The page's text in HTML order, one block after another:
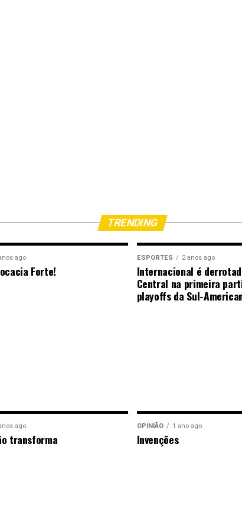
TRENDING
ago
Forte!
ESPORTES 2 anos ago
Internacional é
Central na primeira
playoffs da Sul-
ago
transforma
OPINIÃO 1 ano ago
Invenções